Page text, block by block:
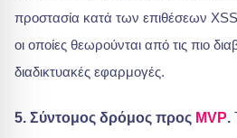
προστασία κατά των επιθέσεων
οι οποίες θεωρούνται από τις πιο
διαδικτυακές εφαρμογές.
5. Σύντομος δρόμος προς MVP.